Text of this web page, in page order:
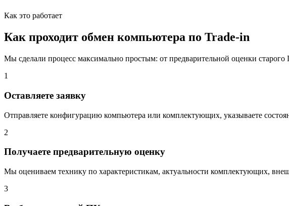
Как это работает
Как проходит обмен компьютера по Trade-in
Мы сделали процесс максимально простым: от предварительной оценки
1
Оставляете заявку
Отправляете конфигурацию компьютера или комплектующих, указываете
2
Получаете предварительную оценку
Мы оцениваем технику по характеристикам, актуальности комплектующих,
3